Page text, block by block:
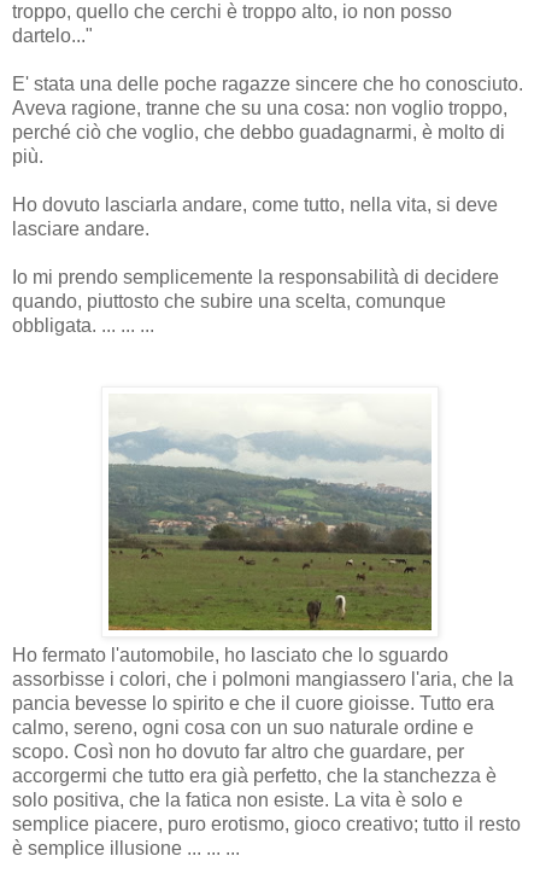
troppo, quello che cerchi è troppo alto, io non posso
dartelo..."
E' stata una delle poche ragazze sincere che ho conosciuto.
Aveva ragione, tranne che su una cosa: non voglio troppo,
perché ciò che voglio, che debbo guadagnarmi, è molto di
più.
Ho dovuto lasciarla andare, come tutto, nella vita, si deve
lasciare andare.
Io mi prendo semplicemente la responsabilità di decidere
quando, piuttosto che subire una scelta, comunque
obbligata. ... ... ...
Ho fermato l'automobile, ho lasciato che lo sguardo
assorbisse i colori, che i polmoni mangiassero l'aria, che la
pancia bevesse lo spirito e che il cuore gioisse. Tutto era
calmo, sereno, ogni cosa con un suo naturale ordine e
scopo. Così non ho dovuto far altro che guardare, per
accorgermi che tutto era già perfetto, che la stanchezza è
solo positiva, che la fatica non esiste. La vita è solo e
semplice piacere, puro erotismo, gioco creativo; tutto il resto
è semplice illusione ... ... ...